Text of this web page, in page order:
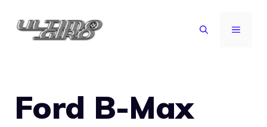
MENU
Ford B-Max